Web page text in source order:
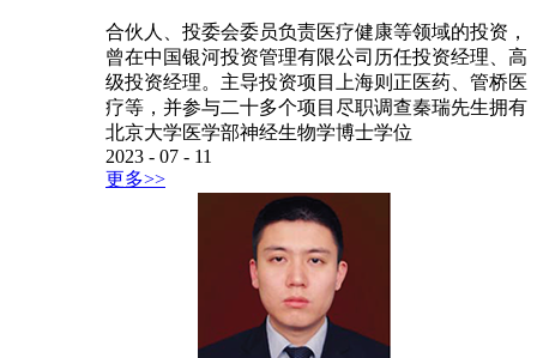
合伙人、投委会委员负责医疗健康等领域的投资，
曾在中国银河投资管理有限公司历任投资经理、高
级投资经理。主导投资项目上海则正医药、管桥医
疗等，并参与二十多个项目尽职调查秦瑞先生拥有
北京大学医学部神经生物学博士学位
2023 - 07 - 11
更多>>